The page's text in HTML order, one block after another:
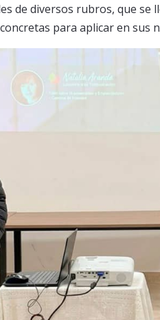
de diversos rubros, que se
para aplicar en sus